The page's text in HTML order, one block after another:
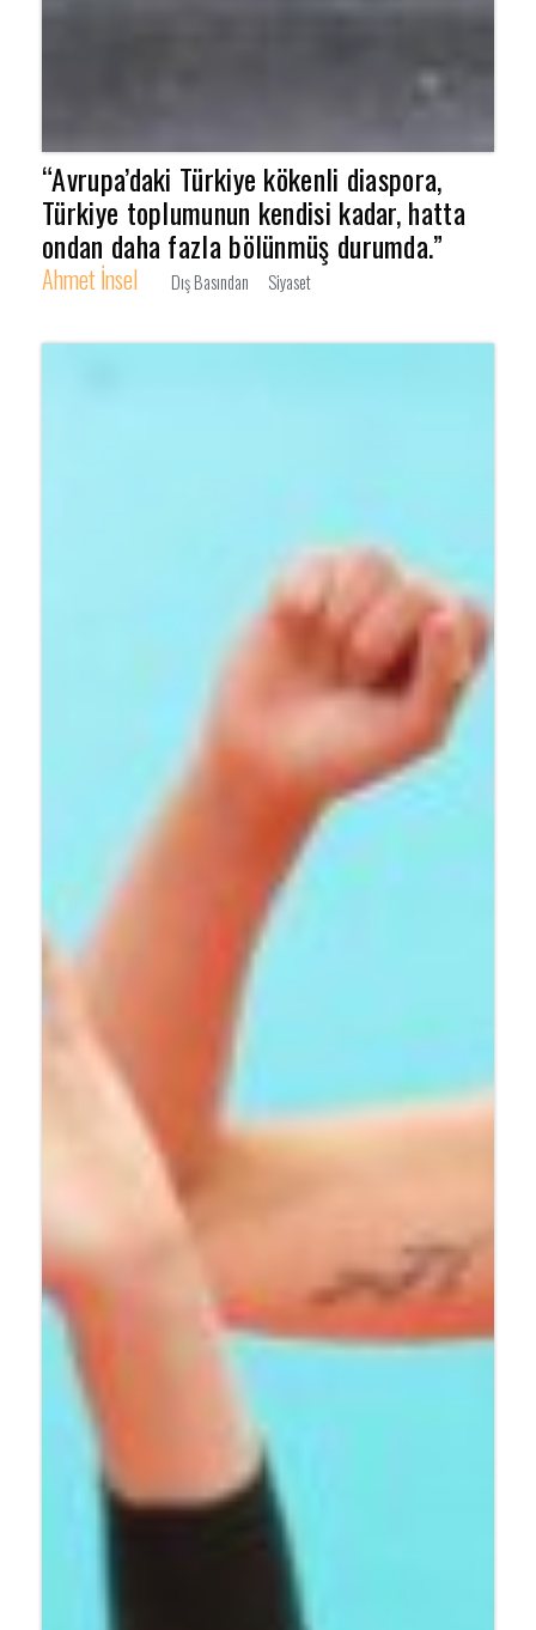
“Avrupa’daki Türkiye kökenli diaspora,
Türkiye toplumunun kendisi kadar, hatta
ondan daha fazla bölünmüş durumda.”
Ahmet İnsel Dış Basından Siyaset